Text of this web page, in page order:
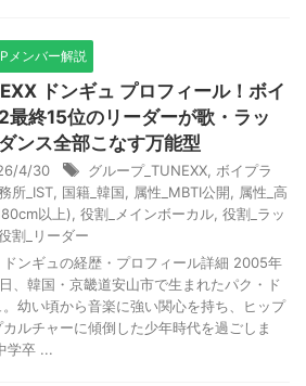
メンバー解説
ドンギュ プロフィール！ボイ
最終15位のリーダーが歌・ラッ
ンス全部こなす万能型
4/30 グループ_TUNEXX ボイプラ
所_IST 国籍_韓国 属性_MBTI公開
属性_高
以上) 役割_メインボーカル 役割_ラッ
割_リーダー
ドンギュの経歴・プロフィール詳細 2005年
、韓国・京畿道安山市で生まれたパク・ド
。幼い頃から音楽に強い関心を持ち、ヒップ
カルチャーに傾倒した少年時代を過ごしま
学卒 ...